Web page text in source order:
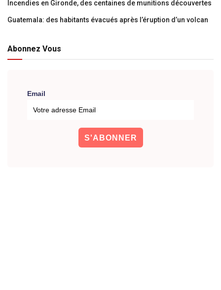
Incendies en Gironde, des centaines de munitions découvertes
Guatemala: des habitants évacués après l’éruption d’un volcan
Abonnez Vous
Email